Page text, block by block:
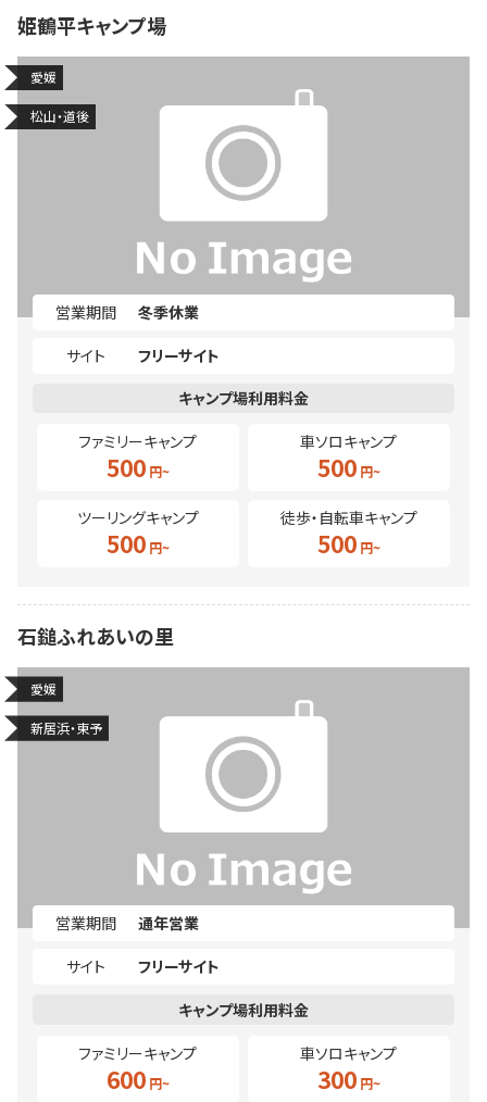
姫鶴平キャンプ場
愛媛
松山・道後
営業期間
冬季休業
サイト
フリーサイト
ファミリーキャンプ
500
車ソロキャンプ
500
ツーリングキャンプ
500
徒歩・自転車キャンプ
500
石鎚ふれあいの里
愛媛
新居浜・東予
営業期間
通年営業
サイト
フリーサイト
ファミリーキャンプ
600
車ソロキャンプ
300